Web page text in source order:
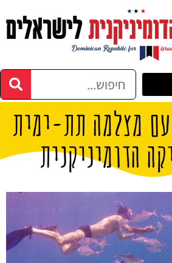
מצלמה תת-ימית
הדומיניקנית